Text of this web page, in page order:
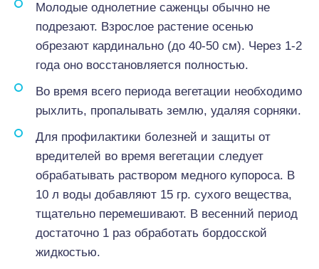
Молодые однолетние саженцы обычно не
подрезают. Взрослое растение осенью
обрезают кардинально (до 40-50 см). Через 1-2
года оно восстановляется полностью.
Во время всего периода вегетации необходимо
рыхлить, пропалывать землю, удаляя сорняки.
Для профилактики болезней и защиты от
вредителей во время вегетации следует
обрабатывать раствором медного купороса. В
10 л воды добавляют 15 гр. сухого вещества,
тщательно перемешивают. В весенний период
достаточно 1 раз обработать бордосской
жидкостью.